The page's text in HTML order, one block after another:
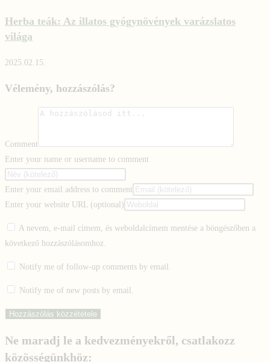
Herba teák: Az illatos gyógynövények varázslatos
világa
2025.02.15.
Vélemény, hozzászólás?
Comment
Enter your name or username to comment
Enter your email address to comment
Enter your website URL (optional)
A nevem, e-mail címem, és weboldalcímem mentése a böngészőben a
következő hozzászólásomhoz.
Notify me of follow-up comments by email.
Notify me of new posts by email.
Ne maradj le a kedvezményekről, csatlakozz
közösségünkhöz: